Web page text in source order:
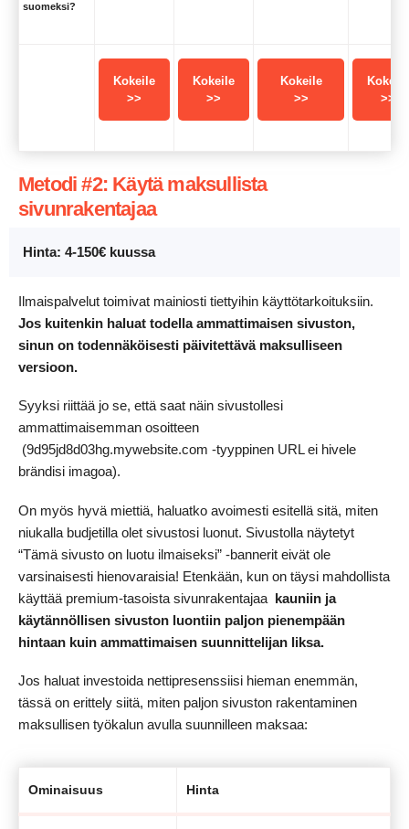
suomeksi?
Kokeile
>>
Kokeile
>>
Kokeile
>>
Kokeile
>>
Metodi #2: Käytä maksullista
sivunrakentajaa
Hinta: 4-150€ kuussa
Ilmaispalvelut toimivat mainiosti tiettyihin käyttötarkoituksiin.
Jos kuitenkin haluat todella ammattimaisen sivuston,
sinun on todennäköisesti päivitettävä maksulliseen
versioon.
Syyksi riittää jo se, että saat näin sivustollesi
ammattimaisemman osoitteen
(9d95jd8d03hg.mywebsite.com -tyyppinen URL ei hivele
brändisi imagoa).
On myös hyvä miettiä, haluatko avoimesti esitellä sitä, miten
niukalla budjetilla olet sivustosi luonut. Sivustolla näytetyt
“Tämä sivusto on luotu ilmaiseksi” -bannerit eivät ole
varsinaisesti hienovaraisia! Etenkään, kun on täysi mahdollista
käyttää premium-tasoista sivunrakentajaa kauniin ja
käytännöllisen sivuston luontiin paljon pienempään
hintaan kuin ammattimaisen suunnittelijan liksa.
Jos haluat investoida nettipresenssiisi hieman enemmän,
tässä on erittely siitä, miten paljon sivuston rakentaminen
maksullisen työkalun avulla suunnilleen maksaa:
Ominaisuus Hinta